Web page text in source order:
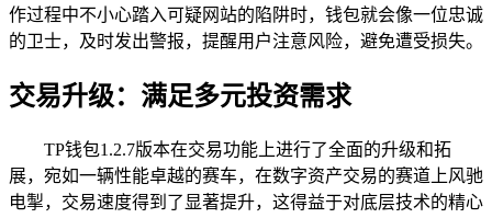
作过程中不小心踏入可疑网站的陷阱时，钱包就会像一位忠诚
的卫士，及时发出警报，提醒用户注意风险，避免遭受损失。
交易升级：满足多元投资需求
TP钱包1.2.7版本在交易功能上进行了全面的升级和拓
展，宛如一辆性能卓越的赛车，在数字资产交易的赛道上风驰
电掣，交易速度得到了显著提升，这得益于对底层技术的精心